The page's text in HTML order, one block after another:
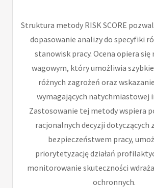
Struktura metody RISK SCORE
dopasowanie analizy do specyfiki
stanowisk pracy. Ocena opiera się
wagowym, który umożliwia
różnych zagrożeń oraz
wymagających natychmiastowej
Zastosowanie tej metody wspiera
racjonalnych decyzji dotyczących
bezpieczeństwem pracy,
priorytetyzację działań
monitorowanie skuteczności
ochronnych.